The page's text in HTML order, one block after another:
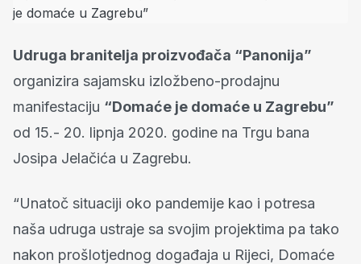
Udruga branitelja proizvođača “Panonija”
organizira sajamsku izložbeno-prodajnu
manifestaciju “Domaće je domaće u Zagrebu”
od 15.- 20. lipnja 2020. godine na Trgu bana
Josipa Jelačića u Zagrebu.
“Unatoč situaciji oko pandemije kao i potresa
naša udruga ustraje sa svojim projektima pa tako
nakon prošlotjednog događaja u Rijeci, Domaće